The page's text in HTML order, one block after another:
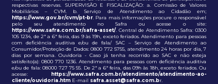
respectivas reservas. SUPERVISÃO E FISCALIZAÇÃO: a. Comissão de Valores
Mobiliários – CVM. b. Serviço de Atendimento ao Cidadão em;
https://www.gov.br/cvm/pt-br. Para mais informações procure o responsável
pelo seu atendimento no Safra ou acesse o site:
https://www.safra.com.br/safra-asset/. Central de Atendimento Safra: 0300
105 1234, de 2ª a 6ª feira, das 9 às 19h, exceto feriados. Atendimento para pessoas
com deficiência auditiva e/ou de fala/ SAC – Serviço de Atendimento ao
Consumidor/Proteção de Dados: 0800 772 5755, atendimento 24 horas por dia, 7
dias por semana. Ouvidoria - Caso já tenha recorrido ao SAC e não esteja
satisfeito(a): 0800 770 1236. Atendimento para pessoas com deficiência auditiva
e/ou de fala: 08000 727 75 55. De 2ª a 6ª feira, das 09h às 18h, exceto feriados. Ou
acesse: https://www.safra.com.br/atendimento/atendimento-ao-
cliente/ouvidoria.htm E-mail safra.asset@safra.com.br.